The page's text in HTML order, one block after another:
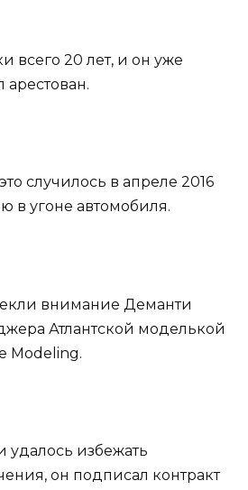
всего 20 лет, и он уже
арестован.
случилось в апреле 2016
в угоне автомобиля.
внимание Деманти
Атлантской моделькой
Modeling.
удалось избежать
он подписал контракт